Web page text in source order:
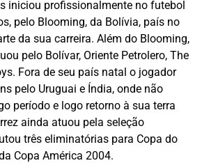
iniciou profissionalmente no futebol
pelo Blooming, da Bolívia, país no
da sua carreira. Além do Blooming,
pelo Bolívar, Oriente Petrolero, The
Fora de seu país natal o jogador
pelo Uruguai e Índia, onde não
período e logo retorno à sua terra
ainda atuou pela seleção
três eliminatórias para Copa do
Copa América 2004.